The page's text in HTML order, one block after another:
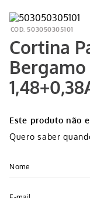
503050305101
Cortina
Este produto não
Quero saber